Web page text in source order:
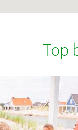
Top